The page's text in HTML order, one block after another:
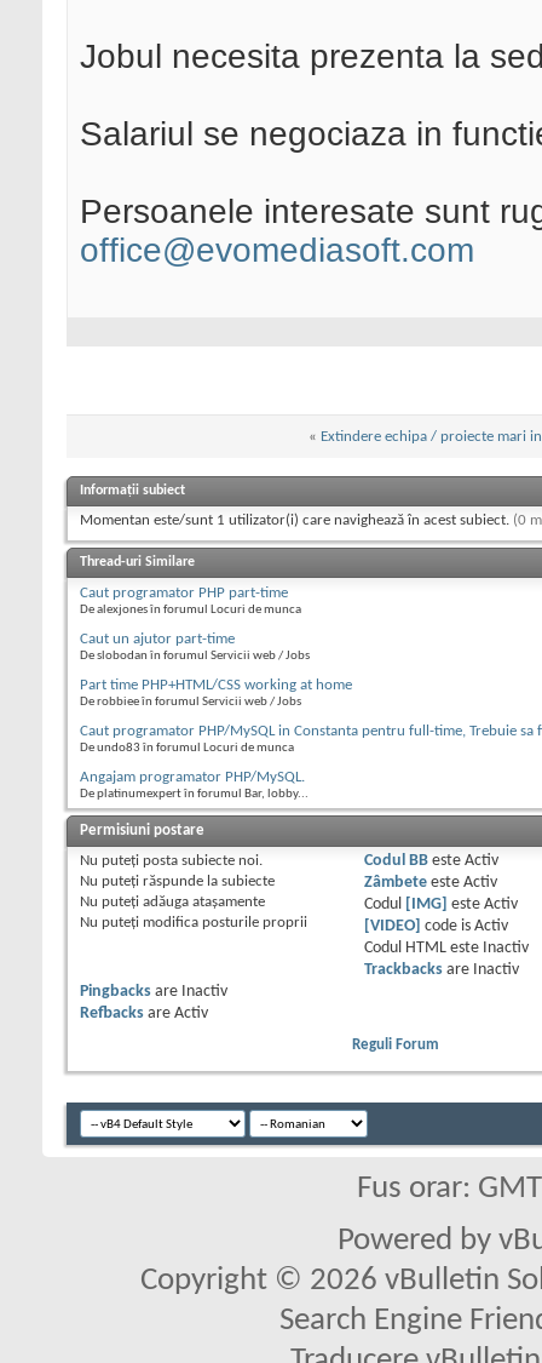
Jobul necesita prezenta la
Salariul se negociaza in
Persoanele interesate sunt
office@evomediasoft.com
« Extindere echipa / proiecte mari
Informații subiect
Momentan este/sunt 1 utilizator(i) care navighează în acest subiect. (0
Thread-uri Similare
Caut programator PHP part-time
De alexjones în forumul Locuri de munca
Caut un ajutor part-time
De slobodan în forumul Servicii web / Jobs
Part time PHP+HTML/CSS working at home
De robbiee în forumul Servicii web / Jobs
Caut programator PHP/MySQL in Constanta pentru full-time, Trebuie sa
De undo83 în forumul Locuri de munca
Angajam programator PHP/MySQL.
De platinumexpert în forumul Bar, lobby...
Permisiuni postare
Nu puteţi posta subiecte noi.
Nu puteţi răspunde la subiecte
Nu puteţi adăuga ataşamente
Nu puteţi modifica posturile proprii
Codul BBeste Activ
Zâmbeteeste Activ
Codul
[IMG] este Activ
[VIDEO]
code is Activ
Codul HTML este
Inactiv
Trackbacksare
Inactiv
Pingbacks are
Inactiv
Refbacks are Activ
Reguli Forum
Fus orar:
Powered by
Copyright © 2026 vBulletin
Search Engine